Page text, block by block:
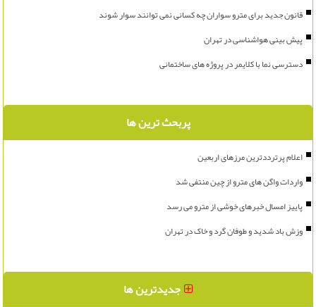
قانون جدید برای مترو سواران چه کسانی نمی توانند سوار شوند
پیش بینی هواشناسی در تهران
دسترسی نما با کلایمر در پروژه های ساختمانی
پربحث ترین ها
اعلام پرترددترین مرزهای اربعین
واردات واگن های مترو از چین منتفی شد
پاییز امسال خبرهای خوشی از مترو می رسد
وزش باد شدید و طوفان گرد و خاک در تهران
جدیدترین ها